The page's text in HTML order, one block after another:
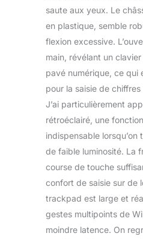
saute aux yeux. Le
en plastique, semble
flexion excessive.
main, révélant un
pavé numérique, ce qui
pour la saisie de
J’ai particulièrement
rétroéclairé, une
indispensable
de faible luminosité. La
course de touche
confort de saisie sur de
trackpad est large et
gestes multipoints de
moindre latence. On